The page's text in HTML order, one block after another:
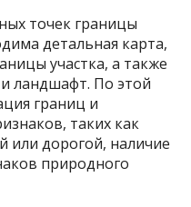
точек границы
детальная карта,
участка, а также
ландшафт. По этой
границ и
таких как
или дорогой, наличие
природного